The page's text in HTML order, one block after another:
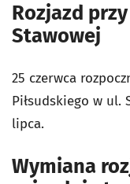
Rozjazd
Stawowej
25 czerwca
Piłsudskiego w ul.
lipca.
Wymiana